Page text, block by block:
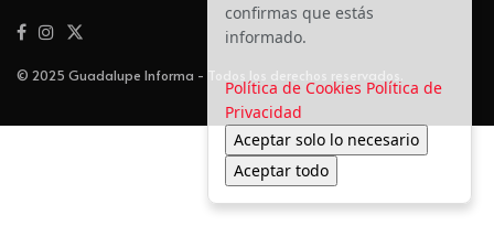
© 2025 Guadalupe Informa - Todos los derechos reservados.
confirmas que estás
informado.
Política de Cookies Política de
Privacidad
Aceptar solo lo necesario
Aceptar todo